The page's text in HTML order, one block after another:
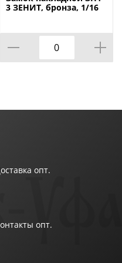
3 ЗЕНИТ, бронза, 1/16
опт.
опт.